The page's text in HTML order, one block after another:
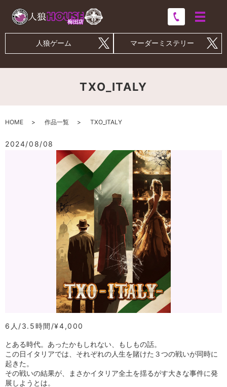
人狼ゲーム マーダーミステリー
TXO_ITALY
HOME 作品一覧 TXO_ITALY
2024/08/08
6人 3.5時間 ¥4,000
とある時代。あったかもしれない、もしもの話。
この日イタリアでは、それぞれの人生を賭けた３つの戦いが同時に
起きた。
その戦いの結果が、まさかイタリア全土を揺るがす大きな事件に発
展しようとは。